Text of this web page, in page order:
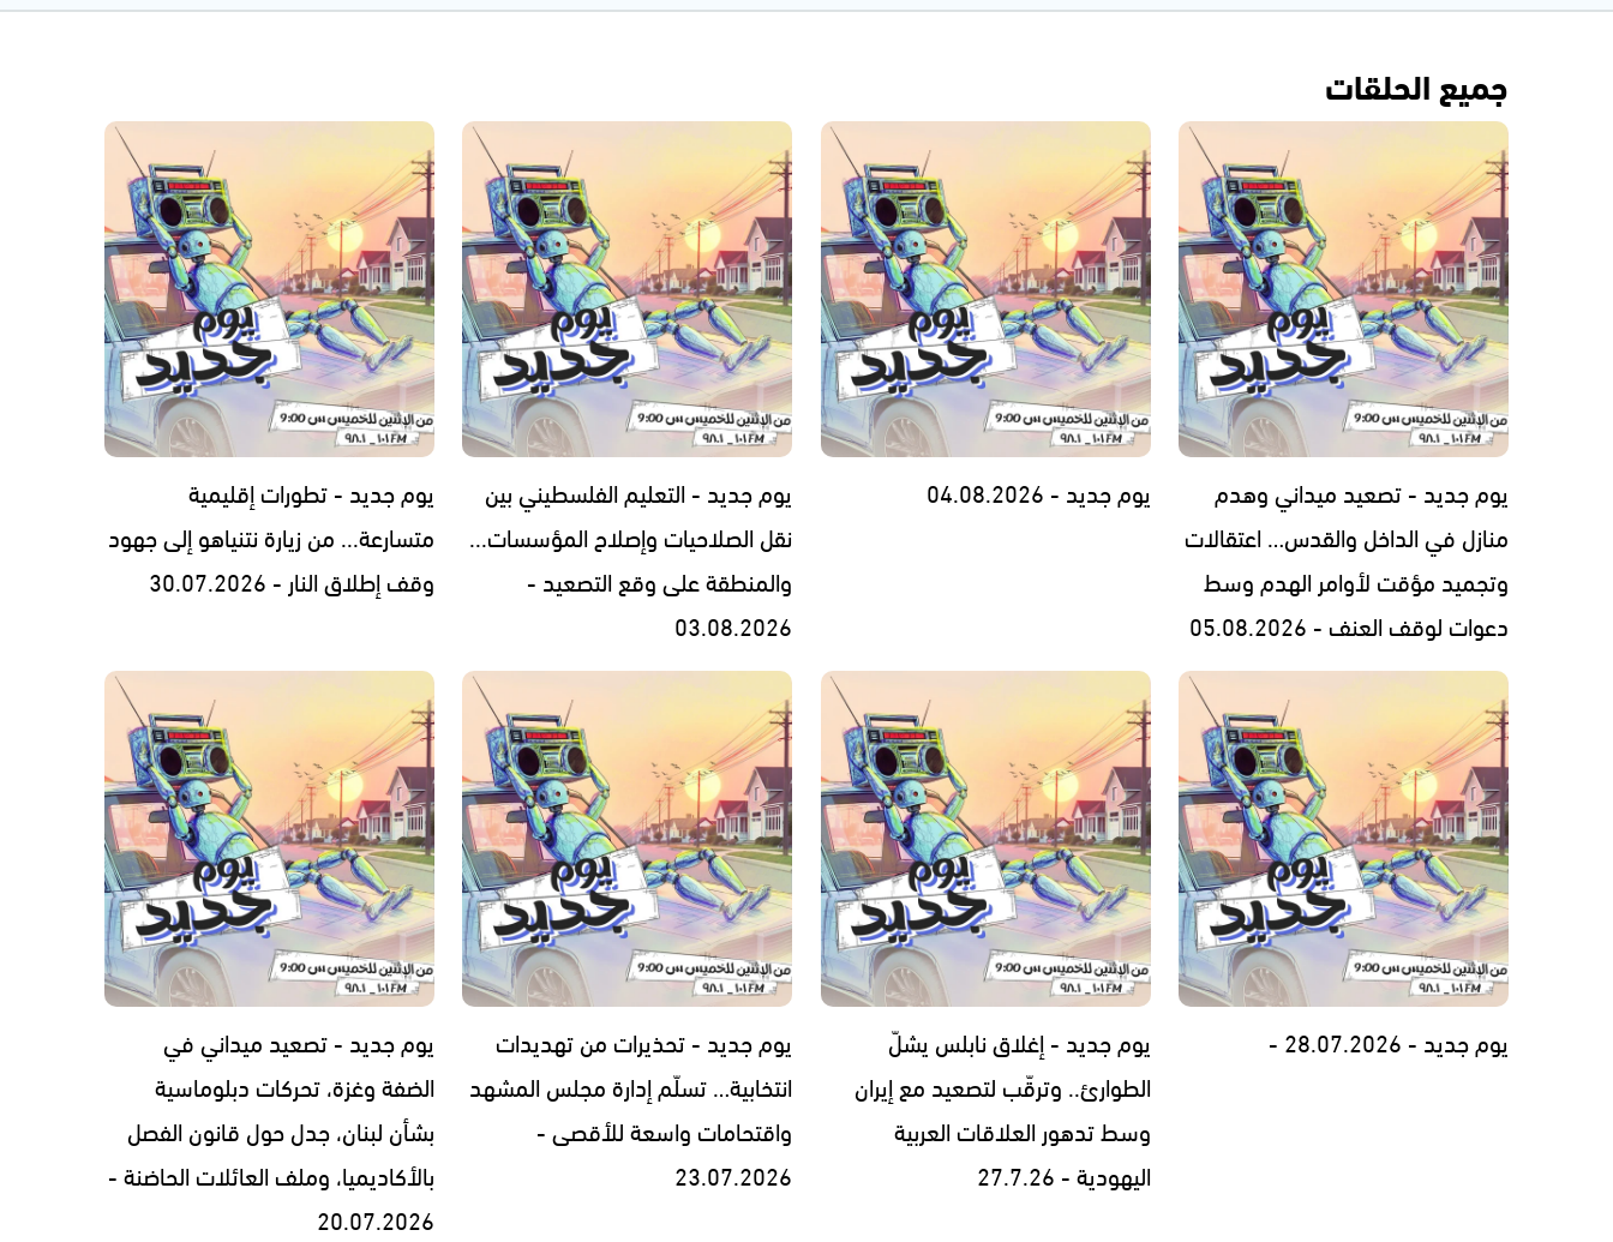
جميع الحلقات
يوم جديد - تصعيد ميداني وهدم
منازل في الداخل والقدس… اعتقالات
وتجميد مؤقت لأوامر الهدم وسط
دعوات لوقف العنف - 05.08.2026
يوم جديد - 04.08.2026
يوم جديد - التعليم الفلسطيني بين
نقل الصلاحيات وإصلاح المؤسسات...
والمنطقة على وقع التصعيد -
03.08.2026
يوم جديد - تطورات إقليمية
متسارعة... من زيارة نتنياهو إلى جهود
وقف إطلاق النار - 30.07.2026
يوم جديد - 28.07.2026 -
يوم جديد - إغلاق نابلس يشلّ
الطوارئ.. وترقّب لتصعيد مع إيران
وسط تدهور العلاقات العربية
اليهودية - 27.7.26
يوم جديد - تحذيرات من تهديدات
انتخابية… تسلّم إدارة مجلس المشهد
واقتحامات واسعة للأقصى -
23.07.2026
يوم جديد - تصعيد ميداني في
الضفة وغزة، تحركات دبلوماسية
بشأن لبنان، جدل حول قانون الفصل
بالأكاديميا، وملف العائلات الحاضنة -
20.07.2026